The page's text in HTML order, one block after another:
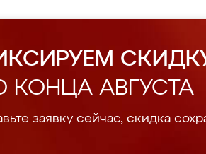
КОНЦА АВГУСТА
заявку сейчас, скидка